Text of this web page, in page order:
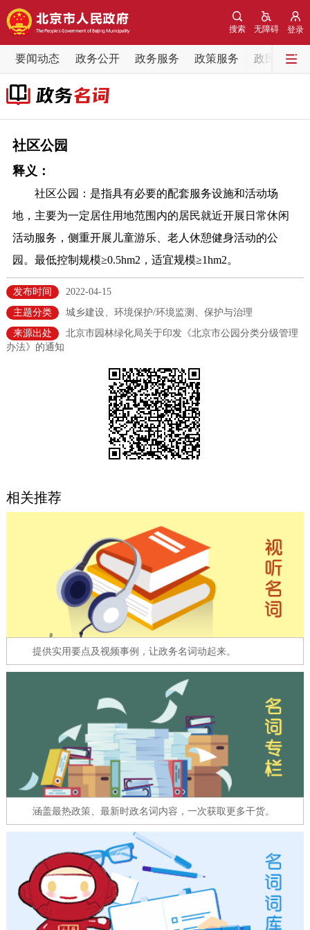
登录
无障碍
搜索
要闻动态 政务公开 政务服务 政策服务 政民互动
要闻动态
党中央精神
各区热点
政务公开
市领导 机构职能 政策服务
政策兑现
决策公开 专题公开
法人服务
利企服务
政民互动
12345网上接诉即办 我要咨询 我要建议
参与调查 在线访谈 图说互动
图说北京 视频北京
ENGLISH 한국어 日本語
DEUTSCH FRANÇAIS РУССКИЙ ЯЗЫК
ESPAÑOL العربية PORTUGUÊS
ITALIANO
社区公园
释义：
社区公园：是指具有必要的配套服务设施和活动场
地，主要为一定居住用地范围内的居民就近开展日常休闲
活动服务，侧重开展儿童游乐、老人休憩健身活动的公
园。最低控制规模≥0.5hm2，适宜规模≥1hm2。
发布时间
2022-04-15
主题分类
城乡建设、环境保护/环境监测、保护与治理
来源出处
北京市园林绿化局关于印发《北京市公园分类分级管理
办法》的通知
相关推荐
提供实用要点及视频事例，让政务名词动起来。
涵盖最热政策、最新时政名词内容，一次获取更多干货。